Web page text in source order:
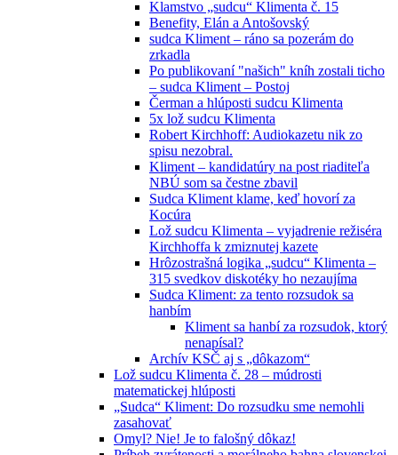
Klamstvo „sudcu“ Klimenta č. 15
Benefity, Elán a Antošovský
sudca Kliment – ráno sa pozerám do
zrkadla
Po publikovaní "našich" kníh zostali ticho
– sudca Kliment – Postoj
Čerman a hlúposti sudcu Klimenta
5x lož sudcu Klimenta
Robert Kirchhoff: Audiokazetu nik zo
spisu nezobral.
Kliment – kandidatúry na post riaditeľa
NBÚ som sa čestne zbavil
Sudca Kliment klame, keď hovorí za
Kocúra
Lož sudcu Klimenta – vyjadrenie režiséra
Kirchhoffa k zmiznutej kazete
Hrôzostrašná logika „sudcu“ Klimenta –
315 svedkov diskotéky ho nezaujíma
Sudca Kliment: za tento rozsudok sa
hanbím
Kliment sa hanbí za rozsudok, ktorý
nenapísal?
Archív KSČ aj s „dôkazom“
Lož sudcu Klimenta č. 28 – múdrosti
matematickej hlúposti
„Sudca“ Kliment: Do rozsudku sme nemohli
zasahovať
Omyl? Nie! Je to falošný dôkaz!